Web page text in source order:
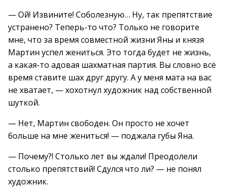
— Ой! Извините! Соболезную… Ну, так препятствие
устранено? Теперь-то что? Только не говорите
мне, что за время совместной жизни Яны и князя
Мартин успел жениться. Это тогда будет не жизнь,
а какая-то адовая шахматная партия. Вы словно всё
время ставите шах друг другу. А у меня мата на вас
не хватает, — хохотнул художник над собственной
шуткой.
— Нет, Мартин свободен. Он просто не хочет
больше на мне жениться! — поджала губы Яна.
— Почему?! Столько лет вы ждали! Преодолели
столько препятствий! Сдулся что ли? — не понял
художник.